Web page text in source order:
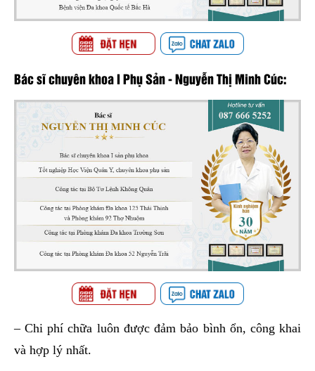
Bác sĩ chuyên khoa I Phụ Sản - Nguyễn Thị Minh Cúc:
– Chi phí chữa luôn được đảm bảo bình ổn, công khai
và hợp lý nhất.